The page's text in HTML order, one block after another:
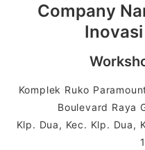
Company
Komplek Ruko
Boulevard Raya
Klp. Dua, Kec. Klp. Dua,